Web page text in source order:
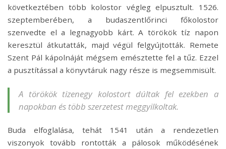
következtében több kolostor végleg elpusztult. 1526.
szeptemberében, a budaszentlőrinci főkolostor
szenvedte el a legnagyobb kárt. A törökök tíz napon
keresztül átkutatták, majd végül felgyújtották. Remete
Szent Pál kápolnáját mégsem emésztette fel a tűz. Ezzel
a pusztítással a könyvtáruk nagy része is megsemmisült.
A törökök tizenegy kolostort dúltak fel ezekben a
napokban és több szerzetest meggyilkoltak.
Buda elfoglalása, tehát 1541 után a rendezetlen
viszonyok tovább rontották a pálosok működésének